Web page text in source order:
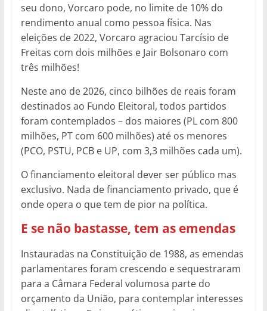
seu dono, Vorcaro pode, no limite de 10% do
rendimento anual como pessoa física. Nas
eleições de 2022, Vorcaro agraciou Tarcísio de
Freitas com dois milhões e Jair Bolsonaro com
três milhões!
Neste ano de 2026, cinco bilhões de reais foram
destinados ao Fundo Eleitoral, todos partidos
foram contemplados – dos maiores (PL com 800
milhões, PT com 600 milhões) até os menores
(PCO, PSTU, PCB e UP, com 3,3 milhões cada um).
O financiamento eleitoral dever ser público mas
exclusivo. Nada de financiamento privado, que é
onde opera o que tem de pior na política.
E se não bastasse, tem as emendas
Instauradas na Constituição de 1988, as emendas
parlamentares foram crescendo e sequestraram
para a Câmara Federal volumosa parte do
orçamento da União, para contemplar interesses